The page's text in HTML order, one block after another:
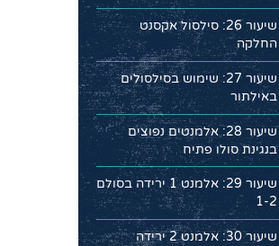
שיעור 26: סילסול אקסנט
החלקה
שיעור 27: שימוש בסילסולים
באילתור
שיעור 28: אלמנטים נפוצים
בנגינת סולו פתיח
שיעור 29: אלמנט 1 ירידה בסולם
1-2
שיעור 30: אלמנט 2 ירידה